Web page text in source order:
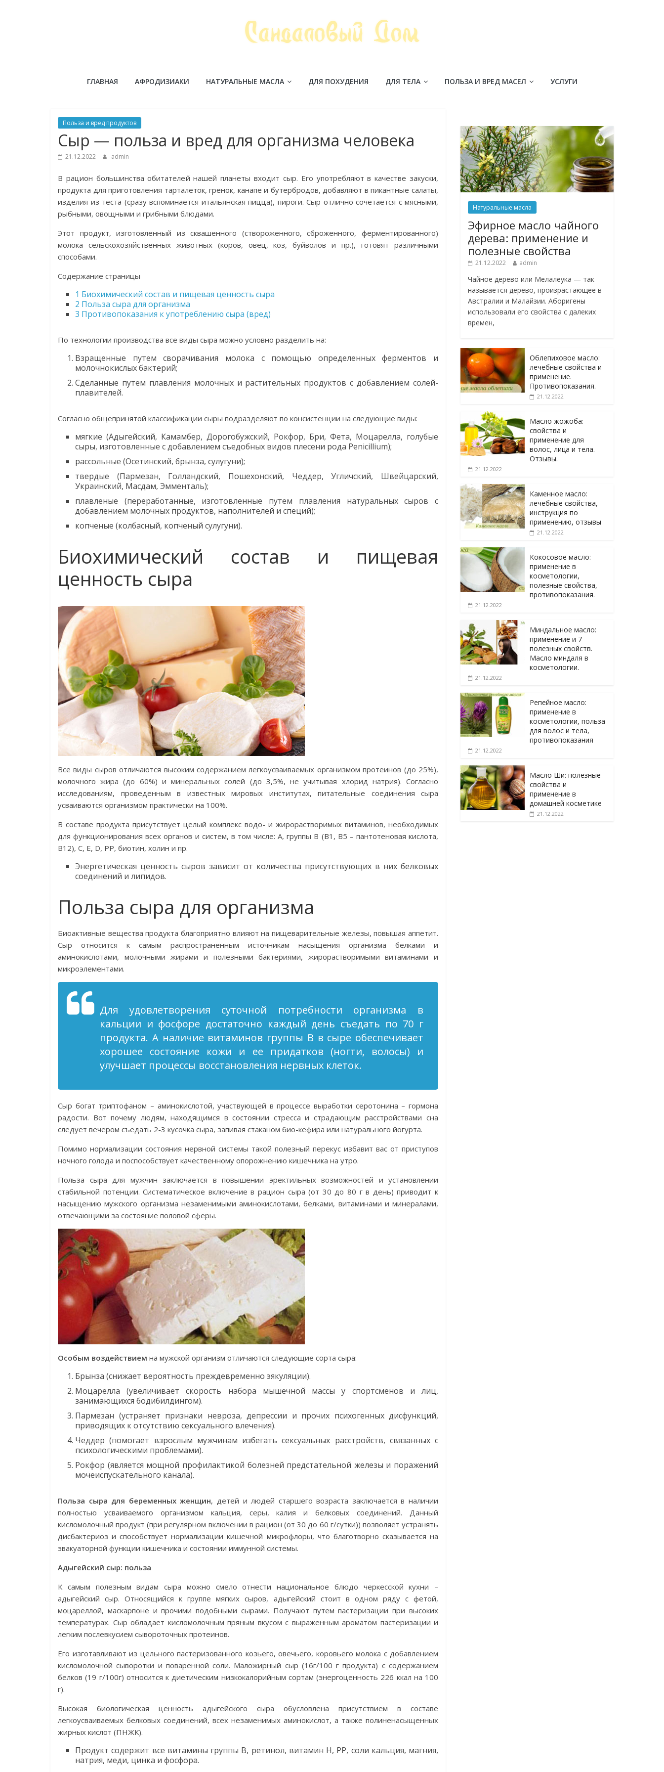
Сандаловый
ГЛАВНАЯ АФРОДИЗИАКИ НАТУРАЛЬНЫЕ МАСЛА ДЛЯ ПОХУДЕНИЯ ДЛЯ ТЕЛА ПОЛЬЗА И ВРЕД МАСЕЛ УСЛУГИ
Польза и вред продуктов
Сыр — польза и вред для организма человека
21.12.2022 admin
В рацион большинства обитателей нашей планеты входит сыр. Его употребляют в качестве закуски,
продукта для приготовления тарталеток, гренок, канапе и бутербродов, добавляют в пикантные салаты,
изделия из теста (сразу вспоминается итальянская пицца), пироги. Сыр отлично сочетается с мясными,
рыбными, овощными и грибными блюдами.
Этот продукт, изготовленный из сквашенного (створоженного, сброженного, ферментированного)
молока сельскохозяйственных животных (коров, овец, коз, буйволов и пр.), готовят различными
способами.
Содержание страницы
1 Биохимический состав и пищевая ценность сыра
2 Польза сыра для организма
3 Противопоказания к употреблению сыра (вред)
По технологии производства все виды сыра можно условно разделить на:
Взращенные путем сворачивания молока с помощью определенных ферментов и
молочнокислых бактерий;
Сделанные путем плавления молочных и растительных продуктов с добавлением солей-
плавителей.
Согласно общепринятой классификации сыры подразделяют по консистенции на следующие виды:
мягкие (Адыгейский, Камамбер, Дорогобужский, Рокфор, Бри, Фета, Моцарелла, голубые
сыры, изготовленные с добавлением съедобных видов плесени рода Penicillium);
рассольные (Осетинский, брынза, сулугуни);
твердые (Пармезан, Голландский, Пошехонский, Чеддер, Угличский, Швейцарский,
Украинский, Масдам, Эмменталь);
плавленые (переработанные, изготовленные путем плавления натуральных сыров с
добавлением молочных продуктов, наполнителей и специй);
копченые (колбасный, копченый сулугуни).
Биохимический состав и пищевая
ценность сыра
Все виды сыров отличаются высоким содержанием легкоусваиваемых организмом протеинов (до 25%),
молочного жира (до 60%) и минеральных солей (до 3,5%, не учитывая хлорид натрия). Согласно
исследованиям, проведенным в известных мировых институтах, питательные соединения сыра
усваиваются организмом практически на 100%.
В составе продукта присутствует целый комплекс водо- и жирорастворимых витаминов, необходимых
для функционирования всех органов и систем, в том числе: А, группы В (В1, В5 – пантотеновая кислота,
В12), С, Е, D, РР, биотин, холин и пр.
Энергетическая ценность сыров зависит от количества присутствующих в них белковых
соединений и липидов.
Польза сыра для организма
Биоактивные вещества продукта благоприятно влияют на пищеварительные железы, повышая аппетит.
Сыр относится к самым распространенным источникам насыщения организма белками и
аминокислотами, молочными жирами и полезными бактериями, жирорастворимыми витаминами и
микроэлементами.
Для удовлетворения суточной потребности организма в
кальции и фосфоре достаточно каждый день съедать по 70 г
продукта. А наличие витаминов группы В в сыре обеспечивает
хорошее состояние кожи и ее придатков (ногти, волосы) и
улучшает процессы восстановления нервных клеток.
Сыр богат триптофаном – аминокислотой, участвующей в процессе выработки серотонина – гормона
радости. Вот почему людям, находящимся в состоянии стресса и страдающим расстройствами сна
следует вечером съедать 2-3 кусочка сыра, запивая стаканом био-кефира или натурального йогурта.
Помимо нормализации состояния нервной системы такой полезный перекус избавит вас от приступов
ночного голода и поспособствует качественному опорожнению кишечника на утро.
Польза сыра для мужчин заключается в повышении эректильных возможностей и установлении
стабильной потенции. Систематическое включение в рацион сыра (от 30 до 80 г в день) приводит к
насыщению мужского организма незаменимыми аминокислотами, белками, витаминами и минералами,
отвечающими за состояние половой сферы.
Особым воздействием на мужской организм отличаются следующие сорта сыра:
Брынза (снижает вероятность преждевременно эякуляции).
Моцарелла (увеличивает скорость набора мышечной массы у спортсменов и лиц,
занимающихся бодибилдингом).
Пармезан (устраняет признаки невроза, депрессии и прочих психогенных дисфункций,
приводящих к отсутствию сексуального влечения).
Чеддер (помогает взрослым мужчинам избегать сексуальных расстройств, связанных с
психологическими проблемами).
Рокфор (является мощной профилактикой болезней предстательной железы и поражений
мочеиспускательного канала).
Польза сыра для беременных женщин, детей и людей старшего возраста заключается в наличии
полностью усваиваемого организмом кальция, серы, калия и белковых соединений. Данный
кисломолочный продукт (при регулярном включении в рацион (от 30 до 60 г/сутки)) позволяет устранять
дисбактериоз и способствует нормализации кишечной микрофлоры, что благотворно сказывается на
эвакуаторной функции кишечника и состоянии иммунной системы.
Адыгейский сыр: польза
К самым полезным видам сыра можно смело отнести национальное блюдо черкесской кухни –
адыгейский сыр. Относящийся к группе мягких сыров, адыгейский стоит в одном ряду с фетой,
моцареллой, маскарпоне и прочими подобными сырами. Получают путем пастеризации при высоких
температурах. Сыр обладает кисломолочным пряным вкусом с выраженным ароматом пастеризации и
легким послевкусием сывороточных протеинов.
Его изготавливают из цельного пастеризованного козьего, овечьего, коровьего молока с добавлением
кисломолочной сыворотки и поваренной соли. Маложирный сыр (16г/100 г продукта) с содержанием
белков (19 г/100г) относится к диетическим низкокалорийным сортам (энергоценность 226 ккал на 100
г).
Высокая биологическая ценность адыгейского сыра обусловлена присутствием в составе
легкоусваиваемых белковых соединений, всех незаменимых аминокислот, а также полиненасыщенных
жирных кислот (ПНЖК).
Продукт содержит все витамины группы В, ретинол, витамин Н, РР, соли кальция, магния,
натрия, меди, цинка и фосфора.
Натуральные масла
Эфирное масло чайного
дерева: применение и
полезные свойства
21.12.2022 admin
Чайное дерево или Мелалеука — так
называется дерево, произрастающее в
Австралии и Малайзии. Аборигены
использовали его свойства с далеких
времен,
Облепиховое масло:
лечебные свойства и
применение.
Противопоказания.
21.12.2022
Масло жожоба:
свойства и
применение для
волос, лица и тела.
Отзывы.
21.12.2022
Каменное масло:
лечебные свойства,
инструкция по
применению, отзывы
21.12.2022
Кокосовое масло:
применение в
косметологии,
полезные свойства,
противопоказания.
21.12.2022
Миндальное масло:
применение и 7
полезных свойств.
Масло миндаля в
косметологии.
21.12.2022
Репейное масло:
применение в
косметологии, польза
для волос и тела,
противопоказания
21.12.2022
Масло Ши: полезные
свойства и
применение в
домашней косметике
21.12.2022